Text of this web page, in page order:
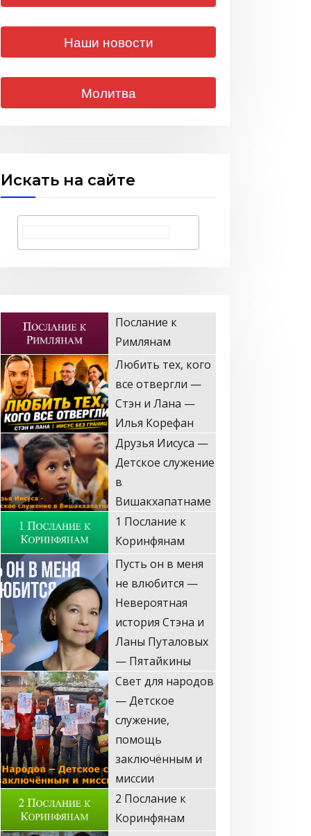
Наши новости
Молитва
Искать на сайте
Любить тех, кого
Стэн и Лана —
Илья Корефан
Детское служение
в
Вишакхапатнаме
Пусть он в меня
Невероятная
история Стэна и
Ланы Путаловых
— Пятайкины
Свет для народов
служение,
помощь
заключённым и
миссии
Запретный Иисус